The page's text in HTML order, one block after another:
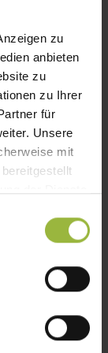
zu
anbieten
zu
zu Ihrer
für
Unsere
mit